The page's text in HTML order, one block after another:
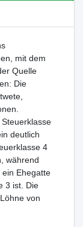
mit dem
Quelle
Die
deutlich
4
während
Ehegatte
3 ist. Die
von